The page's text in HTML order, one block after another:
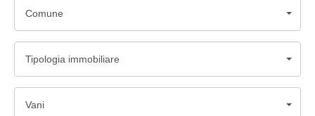
Comune
Tipologia immobiliare
Vani